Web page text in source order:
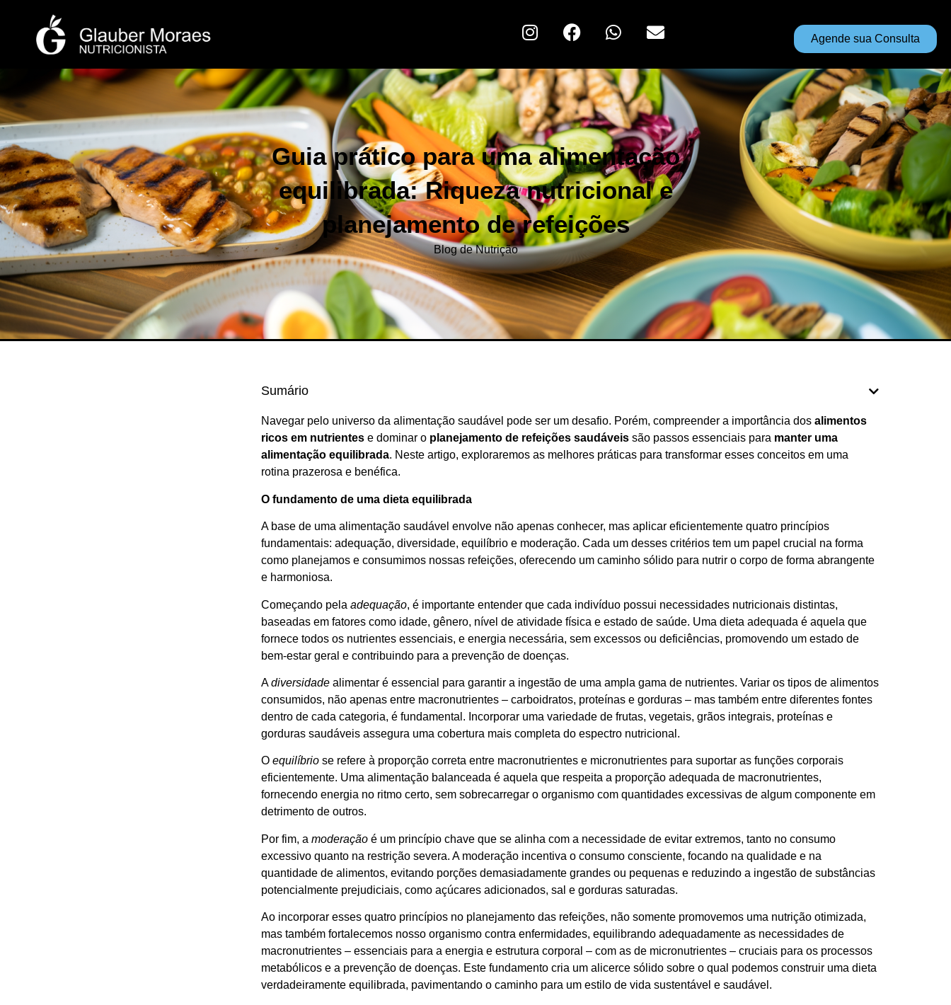
Agende sua Consulta
Guia prático para uma alimentação
equilibrada: Riqueza nutricional e
planejamento de refeições
Blog de Nutrição
Sumário
Navegar pelo universo da alimentação saudável pode ser um desafio. Porém, compreender a importância dos alimentos
ricos em nutrientese dominar o planejamento de refeições saudáveissão passos essenciais para manter uma
alimentação equilibrada. Neste artigo, exploraremos as melhores práticas para transformar esses conceitos em uma
rotina prazerosa e benéfica.
O fundamento de uma dieta equilibrada
A base de uma alimentação saudável envolve não apenas conhecer, mas aplicar eficientemente quatro princípios
fundamentais: adequação, diversidade, equilíbrio e moderação. Cada um desses critérios tem um papel crucial na forma
como planejamos e consumimos nossas refeições, oferecendo um caminho sólido para nutrir o corpo de forma abrangente
e harmoniosa.
Começando pela adequação, é importante entender que cada indivíduo possui necessidades nutricionais distintas,
baseadas em fatores como idade, gênero, nível de atividade física e estado de saúde. Uma dieta adequada é aquela que
fornece todos os nutrientes essenciais, e energia necessária, sem excessos ou deficiências, promovendo um estado de
bem-estar geral e contribuindo para a prevenção de doenças.
Adiversidadealimentar é essencial para garantir a ingestão de uma ampla gama de nutrientes. Variar os tipos de alimentos
consumidos, não apenas entre macronutrientes – carboidratos, proteínas e gorduras – mas também entre diferentes fontes
dentro de cada categoria, é fundamental. Incorporar uma variedade de frutas, vegetais, grãos integrais, proteínas e
gorduras saudáveis assegura uma cobertura mais completa do espectro nutricional.
O equilíbriose refere à proporção correta entre macronutrientes e micronutrientes para suportar as funções corporais
eficientemente. Uma alimentação balanceada é aquela que respeita a proporção adequada de macronutrientes,
fornecendo energia no ritmo certo, sem sobrecarregar o organismo com quantidades excessivas de algum componente em
detrimento de outros.
Por fim, a moderaçãoé um princípio chave que se alinha com a necessidade de evitar extremos, tanto no consumo
excessivo quanto na restrição severa. A moderação incentiva o consumo consciente, focando na qualidade e na
quantidade de alimentos, evitando porções demasiadamente grandes ou pequenas e reduzindo a ingestão de substâncias
potencialmente prejudiciais, como açúcares adicionados, sal e gorduras saturadas.
Ao incorporar esses quatro princípios no planejamento das refeições, não somente promovemos uma nutrição otimizada,
mas também fortalecemos nosso organismo contra enfermidades, equilibrando adequadamente as necessidades de
macronutrientes – essenciais para a energia e estrutura corporal – com as de micronutrientes – cruciais para os processos
metabólicos e a prevenção de doenças. Este fundamento cria um alicerce sólido sobre o qual podemos construir uma dieta
verdadeiramente equilibrada, pavimentando o caminho para um estilo de vida sustentável e saudável.